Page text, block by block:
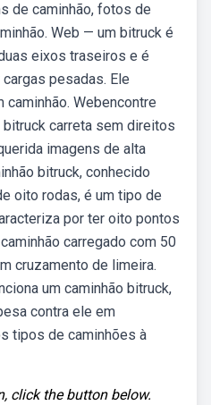
de caminhão, fotos de
Web — um bitruck é
eixos traseiros e é
pesadas. Ele
Webencontre
carreta sem direitos
imagens de alta
bitruck, conhecido
oito rodas, é um tipo de
por ter oito pontos
carregado com 50
cruzamento de limeira.
um caminhão bitruck,
contra ele em
tipos de caminhões à
click the button below.